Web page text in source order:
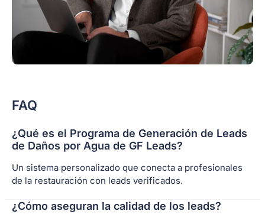
FAQ
¿Qué es el Programa de Generación de Leads
de Daños por Agua de GF Leads?
Un sistema personalizado que conecta a profesionales
de la restauración con leads verificados.
¿Cómo aseguran la calidad de los leads?